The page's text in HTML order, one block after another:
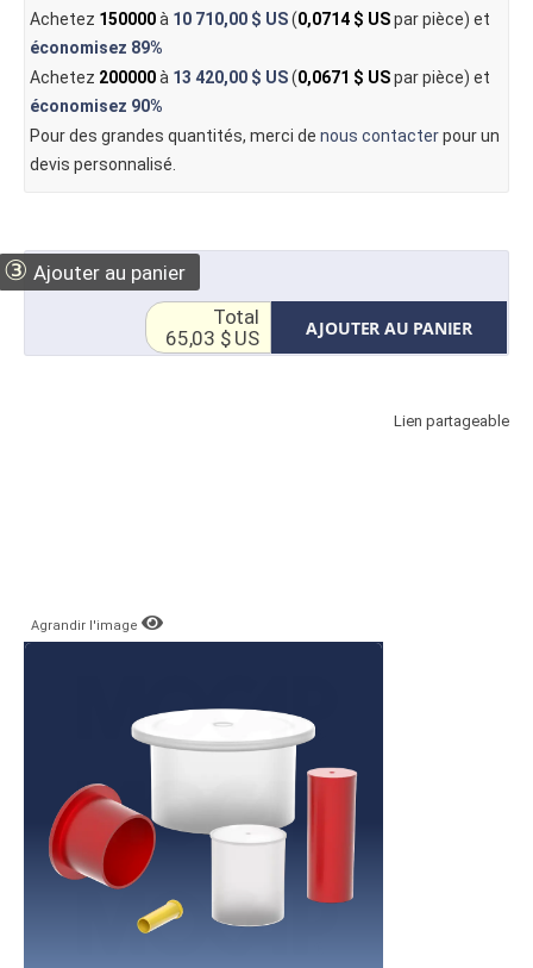
Achetez 150000à 10 710,00 $ US(0,0714 $ USpar pièce) et
économisez 89%
Achetez 200000à 13 420,00 $ US(0,0671 $ USpar pièce) et
économisez 90%
Pour des grandes quantités, merci de nous contacterpour un
devis personnalisé.
③ Ajouter au panier
AJOUTER AU PANIER
Total
65,03 $ US
Lien partageable
Agrandir l'image